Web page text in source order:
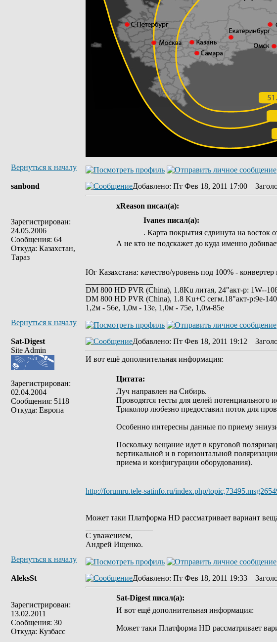
Вернуться к началу
sanbond
Зарегистрирован:
24.05.2006
Сообщения: 64
Откуда: Казахстан,
Тараз
Добавлено: Пт Фев 18, 2011 17:00
xReason писал(а):
Ivanes писал(а):
. Карта покрытия сдвинута на восток
А не кто не подскажет до куда именно
Юг Казахстана: качество/уровень под 100% -
DM 800 HD PVR (China), 1.8Ku литая, 24"акт-р: 1W--
DM 800 HD PVR (China), 1.8 Ku+C сегм.18"акт-р:9е-
1,2м - 56е, 1,0м - 13е, 1,0м - 75е, 1,0м-85е
Вернуться к началу
Sat-Digest
Site Admin
Зарегистрирован:
02.04.2004
Сообщения: 5118
Откуда: Европа
Добавлено: Пт Фев 18, 2011 19:12
И вот ещё дополнительная информация:
Цитата:
Луч направлен на Сибирь.
Проводятся тесты для целей потенциального
Триколор любезно предоставил поток для
Особенно интересны данные по приему
Поскольку вещание идет в круговой
вертикальной и в горизонтальной
приема и конфигурации оборудования).
http://forumru.tele-satinfo.ru/index.php/
Может таки Платформа HD рассматривает вариант
С уважением,
Андрей Ищенко.
Вернуться к началу
AleksSt
Зарегистрирован:
13.02.2011
Сообщения: 30
Откуда: Кузбасс
Добавлено: Пт Фев 18, 2011 19:33
Sat-Digest писал(а):
И вот ещё дополнительная информация:
Может таки Платформа HD рассматривает